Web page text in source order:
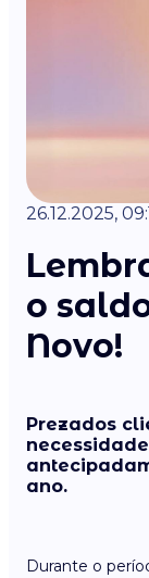
26.12.2025,
o
Novo!
Prezados
ano.
Durante o